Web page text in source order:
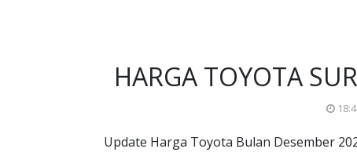
HARGA TOYOTA
Update Harga Toyota Bulan Desember